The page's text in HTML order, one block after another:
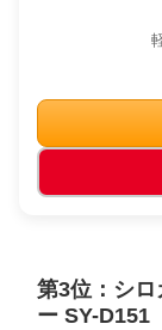
第3位：シロ
ー SY-D151